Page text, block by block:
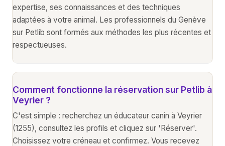
expertise, ses connaissances et des techniques
adaptées à votre animal. Les professionnels du Genève
sur Petlib sont formés aux méthodes les plus récentes et
respectueuses.
Comment fonctionne la réservation sur Petlib à
Veyrier ?
C'est simple : recherchez un éducateur canin à Veyrier
(1255), consultez les profils et cliquez sur 'Réserver'.
Choisissez votre créneau et confirmez. Vous recevez